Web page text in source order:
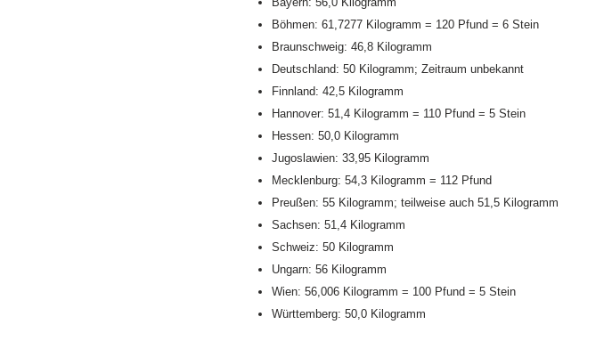
Böhmen: 61,7277 Kilogramm = 120 Pfund = 6 Stein
Braunschweig: 46,8 Kilogramm
Deutschland: 50 Kilogramm; Zeitraum unbekannt
Finnland: 42,5 Kilogramm
Hannover: 51,4 Kilogramm = 110 Pfund = 5 Stein
Hessen: 50,0 Kilogramm
Jugoslawien: 33,95 Kilogramm
Mecklenburg: 54,3 Kilogramm = 112 Pfund
Preußen: 55 Kilogramm; teilweise auch 51,5 Kilogramm
Sachsen: 51,4 Kilogramm
Schweiz: 50 Kilogramm
Ungarn: 56 Kilogramm
Wien: 56,006 Kilogramm = 100 Pfund = 5 Stein
Württemberg: 50,0 Kilogramm